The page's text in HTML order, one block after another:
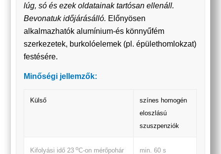
lúg, só és ezek oldatainak tartósan ellenáll.
Bevonatuk időjárásálló. Előnyösen
alkalmazhatók alumínium-és könnyűfém
szerkezetek, burkolóelemek (pl. épülethomlokzat)
festésére.
Minőségi jellemzők:
Külső
színes homogén
eloszlású
szuszpenziók
Kifolyási idő 23 oC-on mérőpohár min. 60 s